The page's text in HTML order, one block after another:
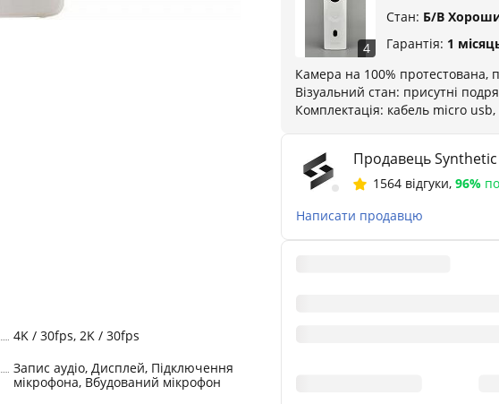
4K / 30fps, 2K / 30fps
Запис аудіо, Дисплей, Підключення
мікрофона, Вбудований мікрофон
4
Стан: Б/В
Гарантія: 1
Камера на 100% протестована,
Візуальний стан: присутні
Комплектація: кабель micro usb,
Продавець Synthetic
1564 відгуки, 96%
Написати продавцю